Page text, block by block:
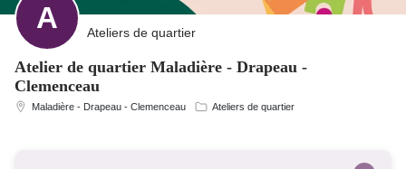
A Ateliers de quartier
Atelier de quartier Maladière - Drapeau -
Clemenceau
Maladière - Drapeau - Clemenceau Ateliers de quartier